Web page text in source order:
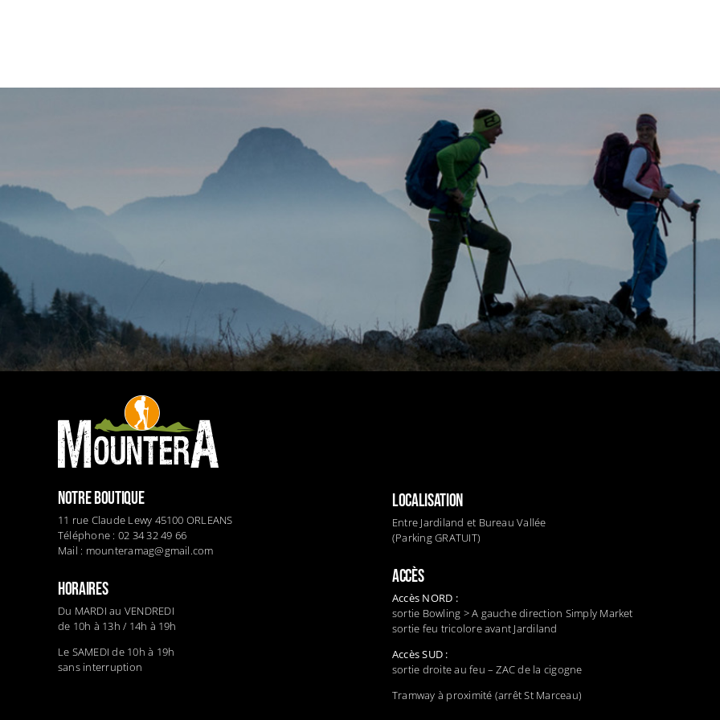
NOTRE BOUTIQUE
11 rue Claude Lewy 45100 ORLEANS
Téléphone : 02 34 32 49 66
Mail : mounteramag@gmail.com
HORAIRES
Du MARDI au VENDREDI
de 10h à 13h / 14h à 19h
Le SAMEDI de 10h à 19h
sans interruption
LOCALISATION
Entre Jardiland et Bureau Vallée
(Parking GRATUIT)
ACCÈS
Accès NORD :
sortie Bowling > A gauche direction Simply Market
sortie feu tricolore avant Jardiland
Accès SUD :
sortie droite au feu – ZAC de la cigogne
Tramway à proximité (arrêt St Marceau)